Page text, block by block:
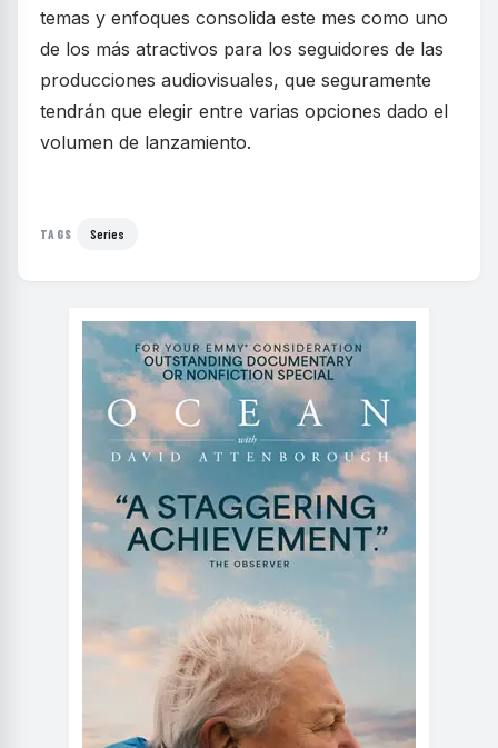
temas y enfoques consolida este mes como uno
de los más atractivos para los seguidores de las
producciones audiovisuales, que seguramente
tendrán que elegir entre varias opciones dado el
volumen de lanzamiento.
TAGS Series